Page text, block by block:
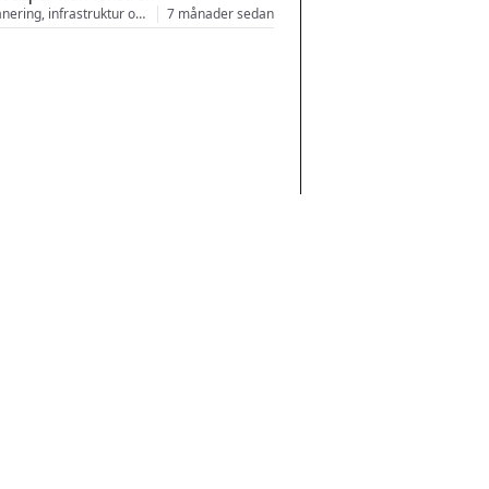
Stadsplanering, infrastruktur och arkitektur 7 månader sedan